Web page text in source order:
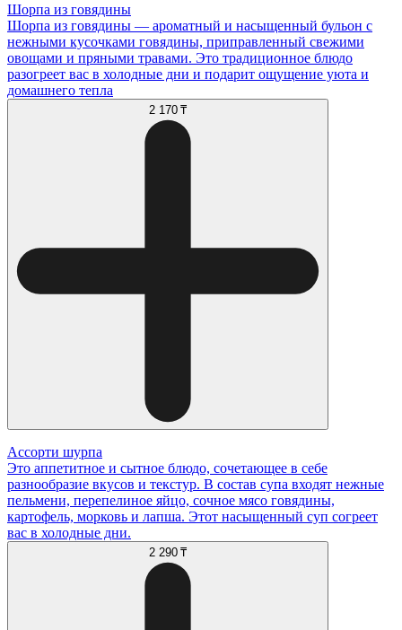
Шорпа из говядины
Шорпа из говядины — ароматный и насыщенный бульон с
нежными кусочками говядины, приправленный свежими
овощами и пряными травами. Это традиционное блюдо
разогреет вас в холодные дни и подарит ощущение уюта и
домашнего тепла
2 170 ₸
Ассорти шурпа
Это аппетитное и сытное блюдо, сочетающее в себе
разнообразие вкусов и текстур. В состав супа входят нежные
пельмени, перепелиное яйцо, сочное мясо говядины,
картофель, морковь и лапша. Этот насыщенный суп согреет
вас в холодные дни.
2 290 ₸